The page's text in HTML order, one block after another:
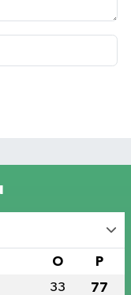
O P
33 77